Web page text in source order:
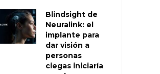
Blindsight de
Neuralink: el
implante para
dar visión a
personas
ciegas iniciaría